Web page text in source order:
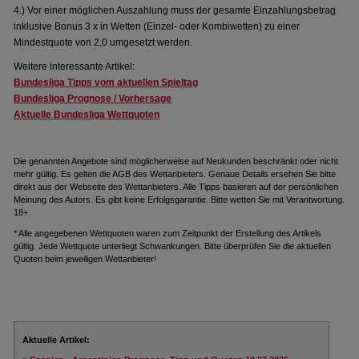
4.) Vor einer möglichen Auszahlung muss der gesamte Einzahlungsbetrag
inklusive Bonus 3 x in Wetten (Einzel- oder Kombiwetten) zu einer
Mindestquote von 2,0 umgesetzt werden.
Weitere interessante Artikel:
Bundesliga Tipps vom aktuellen Spieltag
Bundesliga Prognose / Vorhersage
Aktuelle Bundesliga Wettquoten
Die genannten Angebote sind möglicherweise auf Neukunden beschränkt oder nicht
mehr gültig. Es gelten die AGB des Wettanbieters. Genaue Details ersehen Sie bitte
direkt aus der Webseite des Wettanbieters. Alle Tipps basieren auf der persönlichen
Meinung des Autors. Es gibt keine Erfolgsgarantie. Bitte wetten Sie mit Verantwortung.
18+
* Alle angegebenen Wettquoten waren zum Zeitpunkt der Erstellung des Artikels
gültig. Jede Wettquote unterliegt Schwankungen. Bitte überprüfen Sie die aktuellen
Quoten beim jeweiligen Wettanbieter!
Aktuelle Artikel: